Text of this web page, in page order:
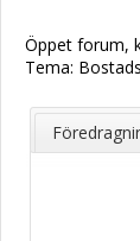
Öppet forum,
Tema: